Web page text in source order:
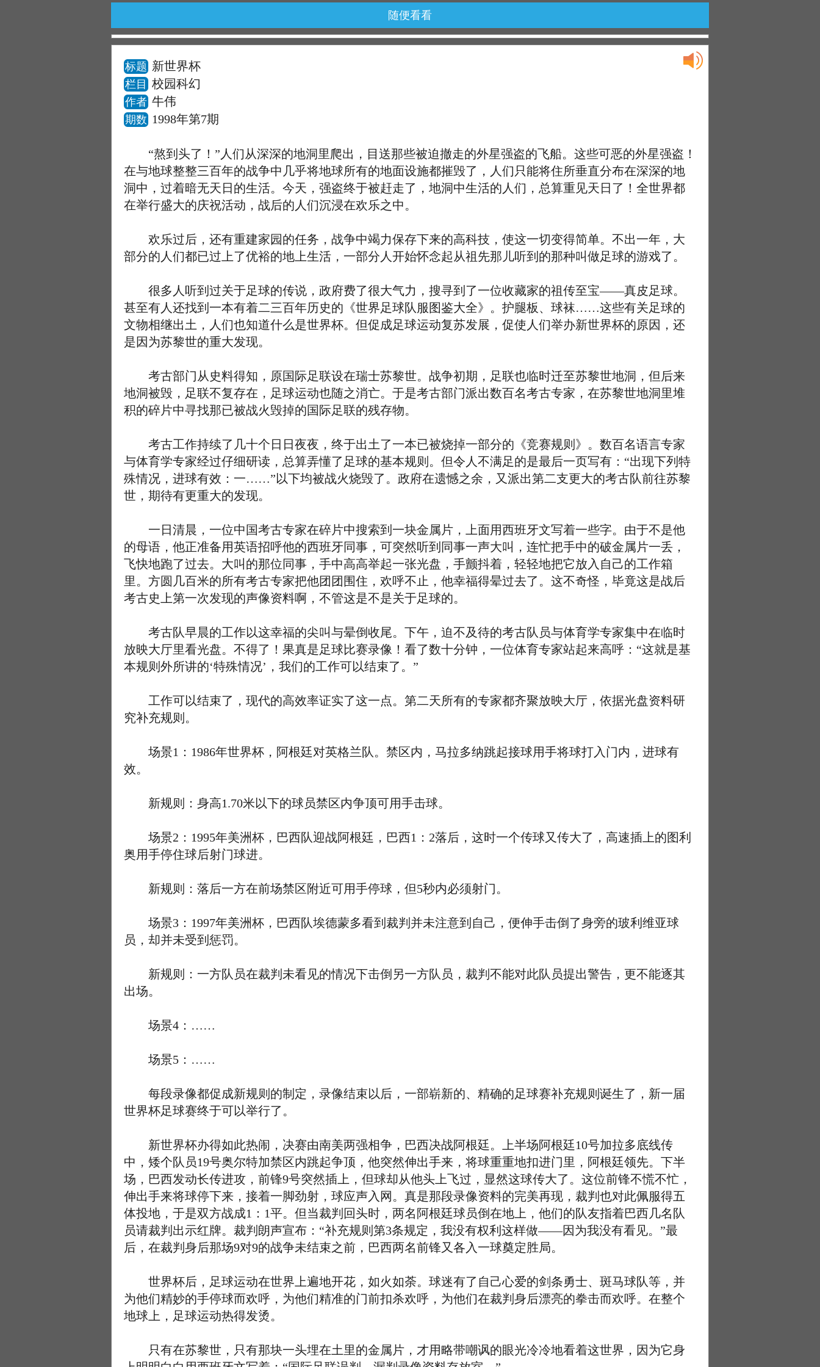
随便看看
标题 新世界杯
栏目 校园科幻
作者 牛伟
期数 1998年第7期
“熬到头了！”人们从深深的地洞里爬出，目送那些被迫撤走的外星强盗的飞船。这些可恶的外星强盗！
在与地球整整三百年的战争中几乎将地球所有的地面设施都摧毁了，人们只能将住所垂直分布在深深的地
洞中，过着暗无天日的生活。今天，强盗终于被赶走了，地洞中生活的人们，总算重见天日了！全世界都
在举行盛大的庆祝活动，战后的人们沉浸在欢乐之中。
欢乐过后，还有重建家园的任务，战争中竭力保存下来的高科技，使这一切变得简单。不出一年，大
部分的人们都已过上了优裕的地上生活，一部分人开始怀念起从祖先那儿听到的那种叫做足球的游戏了。
很多人听到过关于足球的传说，政府费了很大气力，搜寻到了一位收藏家的祖传至宝——真皮足球。
甚至有人还找到一本有着二三百年历史的《世界足球队服图鉴大全》。护腿板、球袜……这些有关足球的
文物相继出土，人们也知道什么是世界杯。但促成足球运动复苏发展，促使人们举办新世界杯的原因，还
是因为苏黎世的重大发现。
考古部门从史料得知，原国际足联设在瑞士苏黎世。战争初期，足联也临时迁至苏黎世地洞，但后来
地洞被毁，足联不复存在，足球运动也随之消亡。于是考古部门派出数百名考古专家，在苏黎世地洞里堆
积的碎片中寻找那已被战火毁掉的国际足联的残存物。
考古工作持续了几十个日日夜夜，终于出土了一本已被烧掉一部分的《竞赛规则》。数百名语言专家
与体育学专家经过仔细研读，总算弄懂了足球的基本规则。但令人不满足的是最后一页写有：“出现下列特
殊情况，进球有效：一……”以下均被战火烧毁了。政府在遗憾之余，又派出第二支更大的考古队前往苏黎
世，期待有更重大的发现。
一日清晨，一位中国考古专家在碎片中搜索到一块金属片，上面用西班牙文写着一些字。由于不是他
的母语，他正准备用英语招呼他的西班牙同事，可突然听到同事一声大叫，连忙把手中的破金属片一丢，
飞快地跑了过去。大叫的那位同事，手中高高举起一张光盘，手颤抖着，轻轻地把它放入自己的工作箱
里。方圆几百米的所有考古专家把他团团围住，欢呼不止，他幸福得晕过去了。这不奇怪，毕竟这是战后
考古史上第一次发现的声像资料啊，不管这是不是关于足球的。
考古队早晨的工作以这幸福的尖叫与晕倒收尾。下午，迫不及待的考古队员与体育学专家集中在临时
放映大厅里看光盘。不得了！果真是足球比赛录像！看了数十分钟，一位体育专家站起来高呼：“这就是基
本规则外所讲的‘特殊情况’，我们的工作可以结束了。”
工作可以结束了，现代的高效率证实了这一点。第二天所有的专家都齐聚放映大厅，依据光盘资料研
究补充规则。
场景1：1986年世界杯，阿根廷对英格兰队。禁区内，马拉多纳跳起接球用手将球打入门内，进球有
效。
新规则：身高1.70米以下的球员禁区内争顶可用手击球。
场景2：1995年美洲杯，巴西队迎战阿根廷，巴西1：2落后，这时一个传球又传大了，高速插上的图利
奥用手停住球后射门球进。
新规则：落后一方在前场禁区附近可用手停球，但5秒内必须射门。
场景3：1997年美洲杯，巴西队埃德蒙多看到裁判并未注意到自己，便伸手击倒了身旁的玻利维亚球
员，却并未受到惩罚。
新规则：一方队员在裁判未看见的情况下击倒另一方队员，裁判不能对此队员提出警告，更不能逐其
出场。
场景4：……
场景5：……
每段录像都促成新规则的制定，录像结束以后，一部崭新的、精确的足球赛补充规则诞生了，新一届
世界杯足球赛终于可以举行了。
新世界杯办得如此热闹，决赛由南美两强相争，巴西决战阿根廷。上半场阿根廷10号加拉多底线传
中，矮个队员19号奥尔特加禁区内跳起争顶，他突然伸出手来，将球重重地扣进门里，阿根廷领先。下半
场，巴西发动长传进攻，前锋9号突然插上，但球却从他头上飞过，显然这球传大了。这位前锋不慌不忙，
伸出手来将球停下来，接着一脚劲射，球应声入网。真是那段录像资料的完美再现，裁判也对此佩服得五
体投地，于是双方战成1：1平。但当裁判回头时，两名阿根廷球员倒在地上，他们的队友指着巴西几名队
员请裁判出示红牌。裁判朗声宣布：“补充规则第3条规定，我没有权利这样做——因为我没有看见。”最
后，在裁判身后那场9对9的战争未结束之前，巴西两名前锋又各入一球奠定胜局。
世界杯后，足球运动在世界上遍地开花，如火如荼。球迷有了自己心爱的剑条勇士、斑马球队等，并
为他们精妙的手停球而欢呼，为他们精准的门前扣杀欢呼，为他们在裁判身后漂亮的拳击而欢呼。在整个
地球上，足球运动热得发烫。
只有在苏黎世，只有那块一头埋在土里的金属片，才用略带嘲讽的眼光冷冷地看着这世界，因为它身